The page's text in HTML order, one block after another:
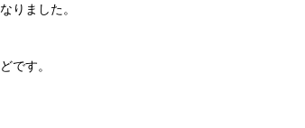
りました。
です。